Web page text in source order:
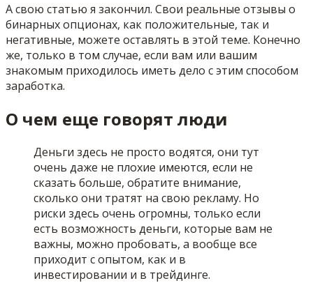
А свою статью я закончил. Свои реальные отзывы о
бинарных опционах, как положительные, так и
негативные, можете оставлять в этой теме. Конечно
же, только в том случае, если вам или вашим
знакомым приходилось иметь дело с этим способом
заработка.
О чем еще говорят люди
Деньги здесь не просто водятся, они тут
очень даже не плохие имеются, если не
сказать больше, обратите внимание,
сколько они тратят на свою рекламу. Но
риски здесь очень огромны, только если
есть возможность деньги, которые вам не
важны, можно пробовать, а вообще все
приходит с опытом, как и в
инвестировании и в трейдинге.